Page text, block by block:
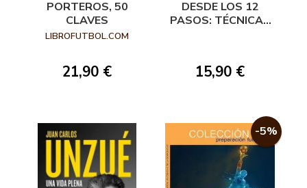
PORTEROS, 50
CLAVES
LIBROFUTBOL.COM
21,90 €
DESDE LOS 12
PASOS: TÉCNICAS
15,90 €
-5%